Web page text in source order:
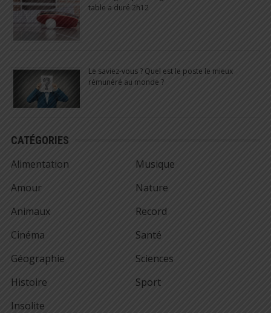
table a duré 2h12
Le saviez-vous ? Quel est le poste le mieux
rémunéré au monde ?
CATÉGORIES
Alimentation
Amour
Animaux
Cinéma
Géographie
Histoire
Insolite
Musique
Nature
Record
Santé
Sciences
Sport